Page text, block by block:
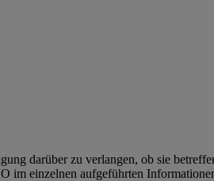
darüber zu verlangen, ob sie
im einzelnen aufgeführten